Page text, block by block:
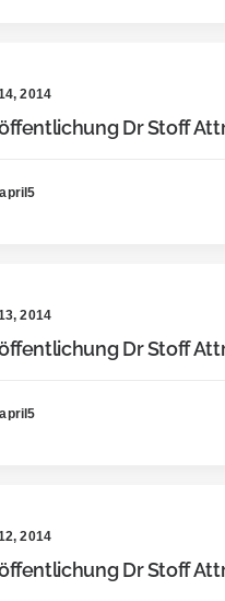
2014
Dr Stoff
2014
Dr Stoff
2014
Dr Stoff